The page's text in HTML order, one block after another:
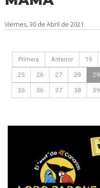
Viernes, 30 de Abril de 2021
Primera Anterior 19
25 26 27 28 29
35 36 37 38 39